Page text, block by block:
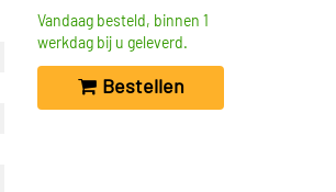
Vandaag besteld, binnen 1
werkdag bij u geleverd.
Bestellen